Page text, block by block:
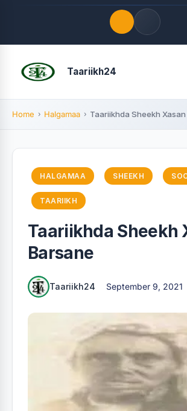
Quick Links Taariikh24
Home Halgamaa Taariikhda Sheekh
HALGAMAA SHEEKH
TAARIIKH
Taariikhda Sheekh
Barsane
Taariikh24 September 9, 2021